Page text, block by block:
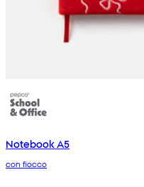
Notebook A5
con fiocco